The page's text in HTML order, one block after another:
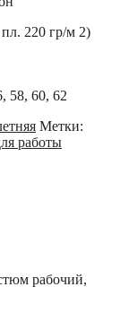
пл. 220 гр/м 2)
58, 60, 62
Метки:
работы
рабочий,